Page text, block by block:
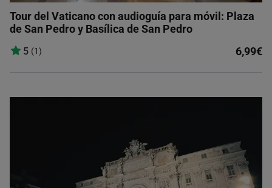
Tour del Vaticano con audioguía para móvil: Plaza
de San Pedro y Basílica de San Pedro
5 (1) 6,99€